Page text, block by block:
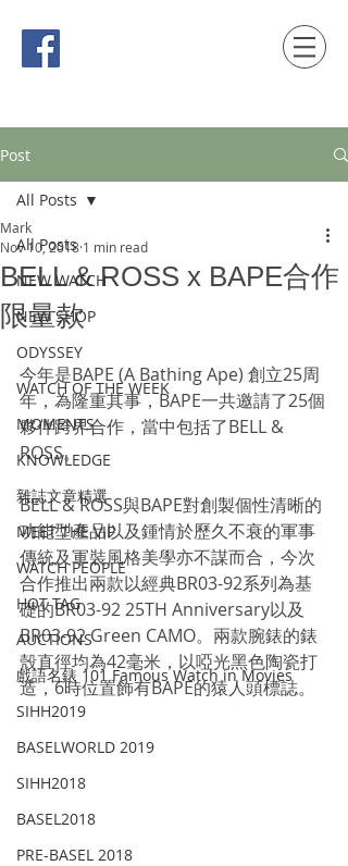
Post
All Posts
NEW WATCH
NEW SHOP
ODYSSEY
WATCH OF THE WEEK
MOMENTS
KNOWLEDGE
雜誌文章精選
MEET THE VIP
WATCH PEOPLE
HOT TAG
AUCTIONS
戲語名錶 101 Famous Watch in Movies
SIHH2019
BASELWORLD 2019
SIHH2018
BASEL2018
PRE-BASEL 2018
All Posts
BELL & ROSS x BAPE合作
限量款
Mark
Nov 10, 2018 1 min read
今年是BAPE (A Bathing Ape) 創立25周
年，為隆重其事，BAPE一共邀請了25個
夥伴跨界合作，當中包括了BELL &
ROSS。
BELL & ROSS與BAPE對創製個性清晰的
功能型產品以及鍾情於歷久不衰的軍事
傳統及軍裝風格美學亦不謀而合，今次
合作推出兩款以經典BR03-92系列為基
礎的BR03-92 25TH Anniversary以及
BR03-92 Green CAMO。兩款腕錶的錶
殼直徑均為42毫米，以啞光黑色陶瓷打
造，6時位置飾有BAPE的猿人頭標誌。